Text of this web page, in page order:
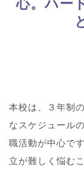
心。ハー
本校は、３年制
なスケジュール
職活動が中心で
立が難しく悩む